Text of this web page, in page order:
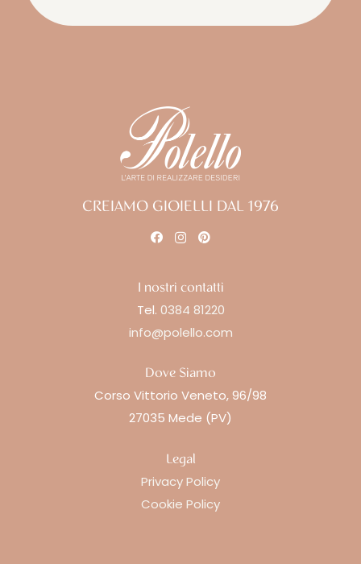
CREIAMO GIOIELLI DAL 1976
I nostri contatti
Tel. 0384 81220
info@polello.com
Dove Siamo
Corso Vittorio Veneto, 96/98
27035 Mede (PV)
Legal
Privacy Policy
Cookie Policy